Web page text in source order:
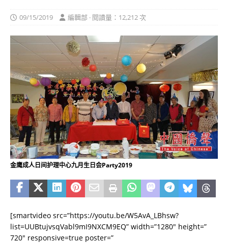
09/15/2019 編輯部 · 閱讀量：12,212 次
金鹰成人日间护理中心九月生日会Party2019
[smartvideo src=”https://youtu.be/W5AvA_LBhsw?
list=UUBtujvsqVabl9mI9NXCM9EQ” width=”1280″ height=”
720″ responsive=true poster=”